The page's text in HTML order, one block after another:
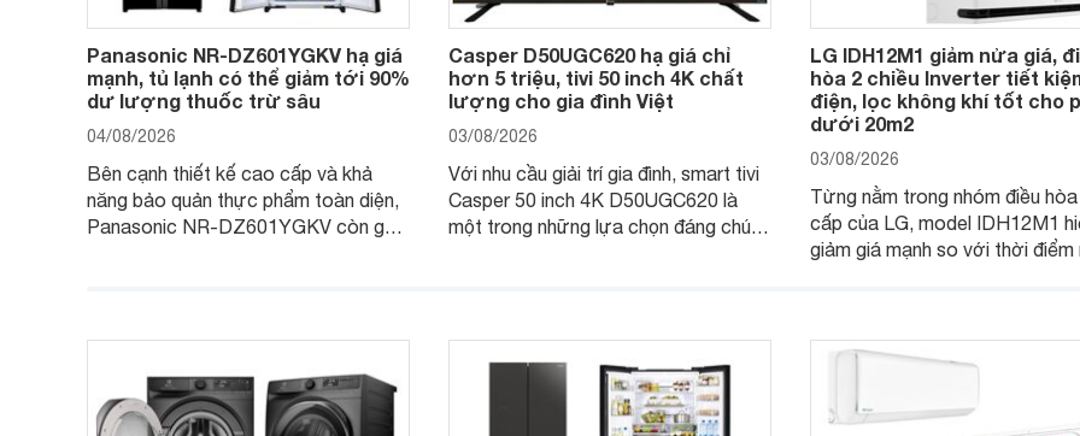
Panasonic NR-DZ601YGKV hạ giá
mạnh, tủ lạnh có thể giảm tới 90%
dư lượng thuốc trừ sâu
04/08/2026
Bên cạnh thiết kế cao cấp và khả
năng bảo quản thực phẩm toàn diện,
Panasonic NR-DZ601YGKV còn gây
Casper D50UGC620 hạ giá chỉ
hơn 5 triệu, tivi 50 inch 4K chất
lượng cho gia đình Việt
03/08/2026
Với nhu cầu giải trí gia đình, smart tivi
Casper 50 inch 4K D50UGC620 là
một trong những lựa chọn đáng chú ý
LG IDH12M1 giảm nửa giá,
hòa 2 chiều Inverter tiết
điện, lọc không khí tốt cho
dưới 20m2
03/08/2026
Từng nằm trong nhóm điều
cấp của LG, model IDH12M1
giảm giá mạnh so với thời điểm
đại.